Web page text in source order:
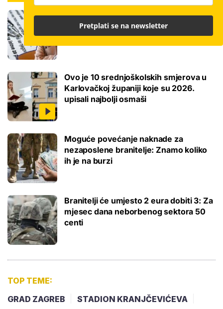
Ove lektire maturanti se najviše boje, a
samo je jednom bila tema eseja i to na
jesenskom roku
Ovo je 10 srednjoškolskih smjerova u
Karlovačkoj županiji koje su 2026.
upisali najbolji osmaši
Moguće povećanje naknade za
nezaposlene branitelje: Znamo koliko
ih je na burzi
Branitelji će umjesto 2 eura dobiti 3: Za
mjesec dana neborbenog sektora 50
centi
TOP TEME:
GRAD ZAGREB
STADION KRANJČEVIĆEVA
Pretplati se na newsletter